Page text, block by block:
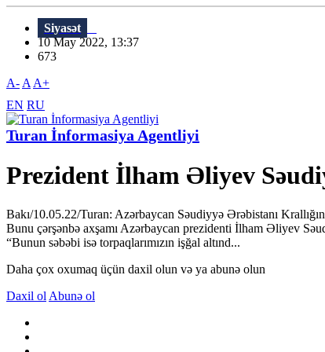
Siyasət
10 May 2022, 13:37
673
A- A A+
EN RU
Turan İnformasiya Agentliyi
Prezident İlham Əliyev
Bakı/10.05.22/Turan: Azərbaycan Səudiyyə Ərəbistanı
Bunu çərşənbə axşamı Azərbaycan prezidenti İlham Əliyev
“Bunun səbəbi isə torpaqlarımızın işğal altınd...
Daha çox oxumaq üçün daxil olun və ya abunə olun
Daxil ol Abunə ol